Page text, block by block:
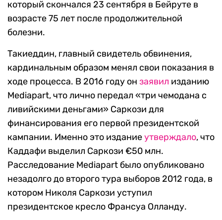
который скончался 23 сентября в Бейруте в
возрасте 75 лет после продолжительной
болезни.
Такиеддин, главный свидетель обвинения,
кардинальным образом менял свои показания в
ходе процесса. В 2016 году он заявил изданию
Mediapart, что лично передал «три чемодана с
ливийскими деньгами» Саркози для
финансирования его первой президентской
кампании. Именно это изданиеутверждало, что
Каддафи выделил Саркози €50 млн.
Расследование Mediapart было опубликовано
незадолго до второго тура выборов 2012 года, в
котором Николя Саркози уступил
президентское кресло Франсуа Олланду.